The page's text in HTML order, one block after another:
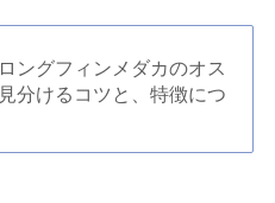
ングフィンメダカのオス
分けるコツと、特徴につ